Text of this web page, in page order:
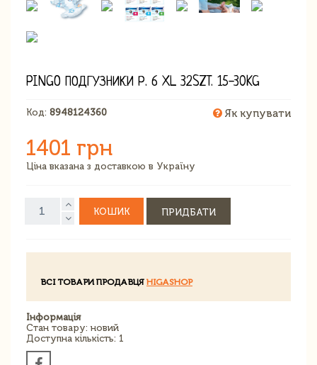
PINGO ПОДГУЗНИКИ Р. 6 XL 32SZT. 15-30KG
Код: 8948124360 Як купувати
1401 грн
Ціна вказана з доставкою в Україну
КОШИК ПРИДБАТИ
ВСІ ТОВАРИ ПРОДАВЦЯ HIGASHOP
Інформація
Стан товару: новий
Доступна кількість: 1